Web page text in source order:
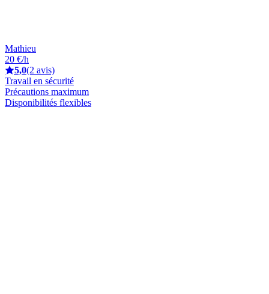
Mathieu
20 €/h
5,0(2 avis)
Travail en sécurité
Précautions maximum
Disponibilités flexibles